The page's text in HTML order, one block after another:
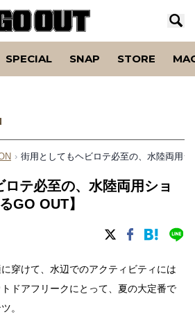
SPECIAL SNAP STORE
› 街用としてもヘビロテ必至の、水陸両用
テ必至の、水陸両用ショ
GO OUT】
穿けて、水辺でのアクティビティには
ドアフリークにとって、夏の大定番で
。